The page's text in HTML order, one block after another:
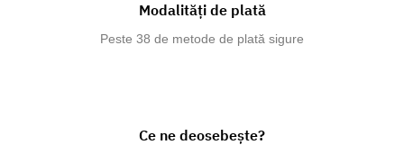
Modalități de plată
Peste 38 de metode de plată sigure
Ce ne deosebește?